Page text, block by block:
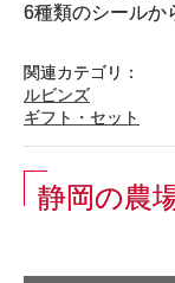
6種類のシールか
関連カテゴリ：
ルビンズ
ギフト・セット
静岡の農